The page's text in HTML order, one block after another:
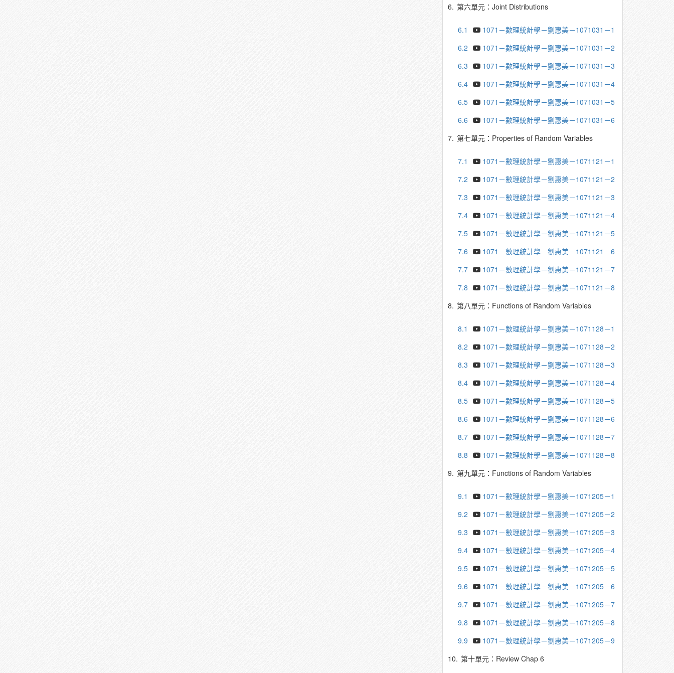
6. 第六單元：Joint Distributions
6.1
1071－數理統計學－劉惠美－1071031－1
6.2
1071－數理統計學－劉惠美－1071031－2
6.3
1071－數理統計學－劉惠美－1071031－3
6.4
1071－數理統計學－劉惠美－1071031－4
6.5
1071－數理統計學－劉惠美－1071031－5
6.6
1071－數理統計學－劉惠美－1071031－6
7. 第七單元：Properties of Random Variables
7.1
1071－數理統計學－劉惠美－1071121－1
7.2
1071－數理統計學－劉惠美－1071121－2
7.3
1071－數理統計學－劉惠美－1071121－3
7.4
1071－數理統計學－劉惠美－1071121－4
7.5
1071－數理統計學－劉惠美－1071121－5
7.6
1071－數理統計學－劉惠美－1071121－6
7.7
1071－數理統計學－劉惠美－1071121－7
7.8
1071－數理統計學－劉惠美－1071121－8
8. 第八單元：Functions of Random Variables
8.1
1071－數理統計學－劉惠美－1071128－1
8.2
1071－數理統計學－劉惠美－1071128－2
8.3
1071－數理統計學－劉惠美－1071128－3
8.4
1071－數理統計學－劉惠美－1071128－4
8.5
1071－數理統計學－劉惠美－1071128－5
8.6
1071－數理統計學－劉惠美－1071128－6
8.7
1071－數理統計學－劉惠美－1071128－7
8.8
1071－數理統計學－劉惠美－1071128－8
9. 第九單元：Functions of Random Variables
9.1
1071－數理統計學－劉惠美－1071205－1
9.2
1071－數理統計學－劉惠美－1071205－2
9.3
1071－數理統計學－劉惠美－1071205－3
9.4
1071－數理統計學－劉惠美－1071205－4
9.5
1071－數理統計學－劉惠美－1071205－5
9.6
1071－數理統計學－劉惠美－1071205－6
9.7
1071－數理統計學－劉惠美－1071205－7
9.8
1071－數理統計學－劉惠美－1071205－8
9.9
1071－數理統計學－劉惠美－1071205－9
10. 第十單元：Review Chap 6